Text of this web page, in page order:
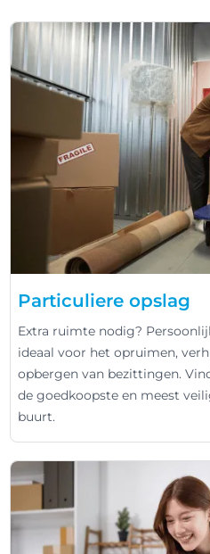
Particuliere opslag
Extra ruimte nodig?
ideaal voor het opruimen,
opbergen van bezittingen.
de goedkoopste en meest
buurt.